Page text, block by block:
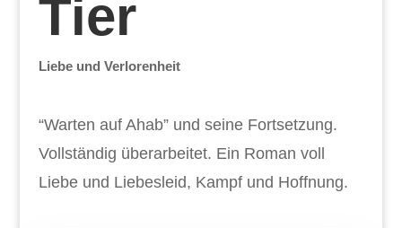
Tier
Liebe und Verlorenheit
“Warten auf Ahab” und seine Fortsetzung.
Vollständig überarbeitet. Ein Roman voll
Liebe und Liebesleid, Kampf und Hoffnung.